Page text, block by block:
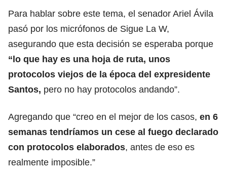
Para hablar sobre este tema, el senador Ariel Ávila
pasó por los micrófonos de Sigue La W,
asegurando que esta decisión se esperaba porque
“lo que hay es una hoja de ruta, unos
protocolos viejos de la época del expresidente
Santos, pero no hay protocolos andando”.
Agregando que “creo en el mejor de los casos, en 6
semanas tendríamos un cese al fuego declarado
con protocolos elaborados, antes de eso es
realmente imposible.”